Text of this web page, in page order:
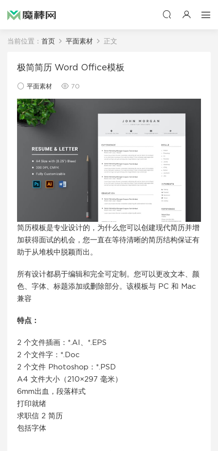
当前位置： 首页 平面素材 正文
极简简历 Word Office模板
平面素材 70
简历模板是专业设计的，为什么您可以创建现代简历并增
加获得面试的机会，您一直在等待清晰的简历结构保证有
助于从堆栈中脱颖而出。
所有设计都易于编辑和完全可定制。您可以更改文本、颜
色、字体、标题添加或删除部分。该模板与 PC 和 Mac
兼容
特点：
2 个文件插画：*.AI、*.EPS
2 个文件字：*.Doc
2 个文件 Photoshop：*.PSD
A4 文件大小（210×297 毫米）
6mm出血，段落样式
打印就绪
求职信 2 简历
包括字体